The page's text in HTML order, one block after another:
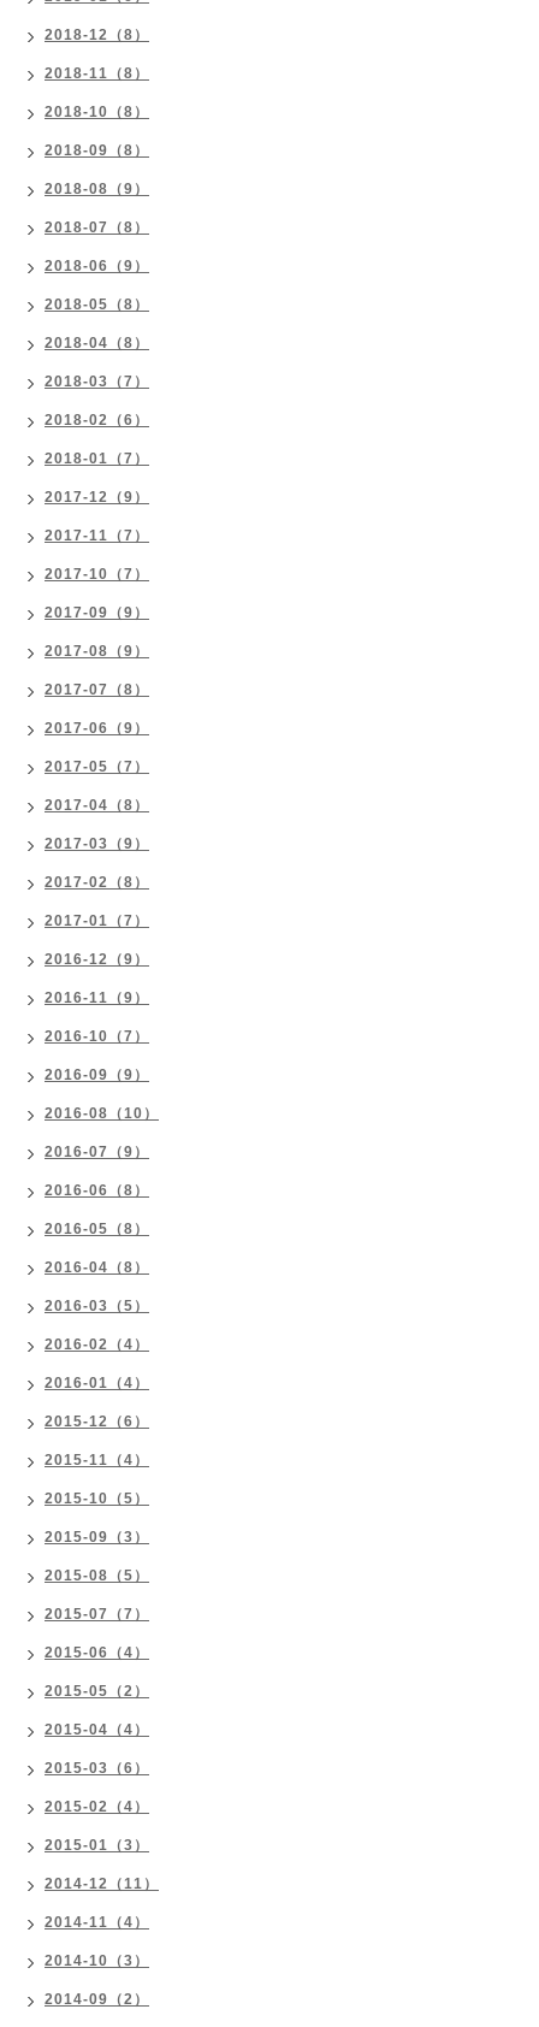
2018-12（8）
2018-11（8）
2018-10（8）
2018-09（8）
2018-08（9）
2018-07（8）
2018-06（9）
2018-05（8）
2018-04（8）
2018-03（7）
2018-02（6）
2018-01（7）
2017-12（9）
2017-11（7）
2017-10（7）
2017-09（9）
2017-08（9）
2017-07（8）
2017-06（9）
2017-05（7）
2017-04（8）
2017-03（9）
2017-02（8）
2017-01（7）
2016-12（9）
2016-11（9）
2016-10（7）
2016-09（9）
2016-08（10）
2016-07（9）
2016-06（8）
2016-05（8）
2016-04（8）
2016-03（5）
2016-02（4）
2016-01（4）
2015-12（6）
2015-11（4）
2015-10（5）
2015-09（3）
2015-08（5）
2015-07（7）
2015-06（4）
2015-05（2）
2015-04（4）
2015-03（6）
2015-02（4）
2015-01（3）
2014-12（11）
2014-11（4）
2014-10（3）
2014-09（2）